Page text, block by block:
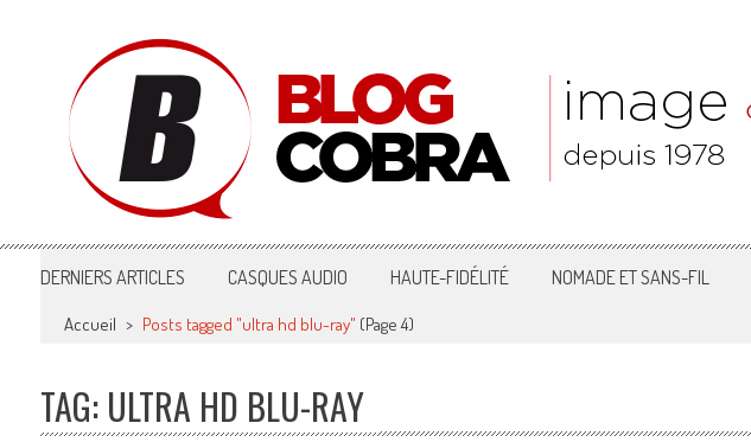
Blog Cobra
Toute l'actu Image & Son !
DERNIERS ARTICLES CASQUES AUDIO HAUTE-FIDÉLITÉ NOMADE ET SANS-FIL
Accueil > Posts tagged "ultra hd blu-ray" (Page 4)
TAG: ULTRA HD BLU-RAY